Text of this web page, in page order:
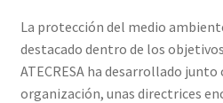
Finalizar compra
Mi cuenta
La protección del medio
destacado dentro de los
ATECRESA ha desarrollado
organización, unas directrices